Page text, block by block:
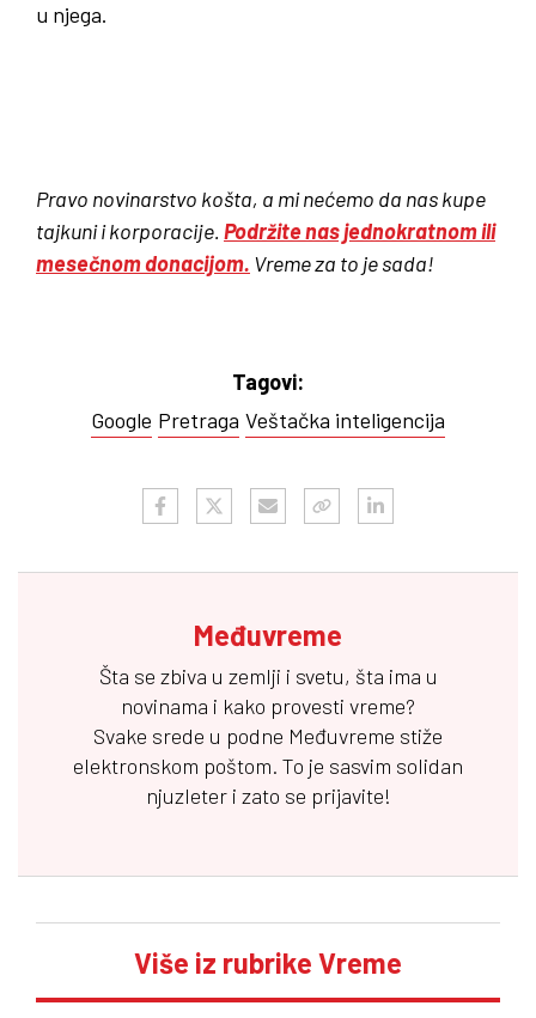
u ­njega.
Pravo novinarstvo košta, a mi nećemo da nas kupe
tajkuni i korporacije. Podržite nas jednokratnom ili
mesečnom donacijom. Vreme za to je sada!
Tagovi:
Google Pretraga Veštačka inteligencija
Međuvreme
Šta se zbiva u zemlji i svetu, šta ima u
novinama i kako provesti vreme?
Svake srede u podne Međuvreme stiže
elektronskom poštom. To je sasvim solidan
njuzleter i zato se prijavite!
Više iz rubrike Vreme